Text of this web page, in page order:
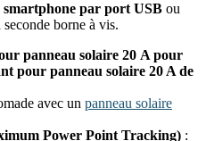
par port USB ou
borne à vis.
panneau solaire 20 A pour
pour panneau solaire 20 A de
avec un panneau solaire
Power Point Tracking) :